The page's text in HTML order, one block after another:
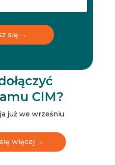
t
e
e
w
s
l
e
t
e
r
t
e
się →
CIM?
już we wrześniu
więcej →